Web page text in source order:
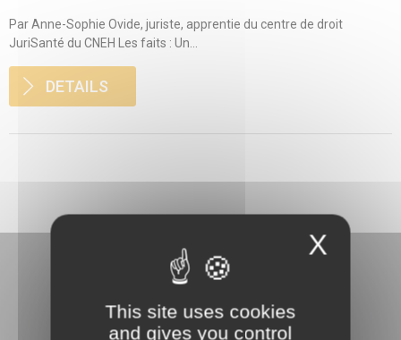
Par Anne-Sophie Ovide, juriste, apprentie du centre de droit
JuriSanté du CNEH Les faits : Un...
DETAILS
X
This site uses cookies
and gives you control